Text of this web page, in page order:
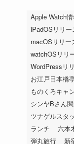
Apple Watch
iPadOSリリー
macOSリリー
watchOSリリ
WordPressリ
お江戸日本橋
ものくろキャ
シンヤBさん
ツナゲルスタ
ランチ
六本
弾丸旅行
新